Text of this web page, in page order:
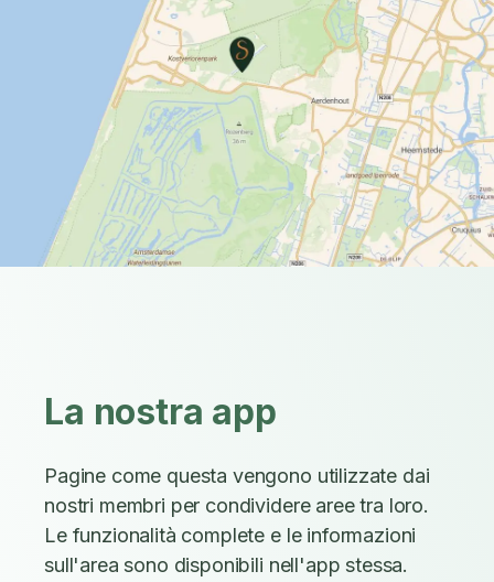
La nostra app
Pagine come questa vengono utilizzate dai
nostri membri per condividere aree tra loro.
Le funzionalità complete e le informazioni
sull'area sono disponibili nell'app stessa.